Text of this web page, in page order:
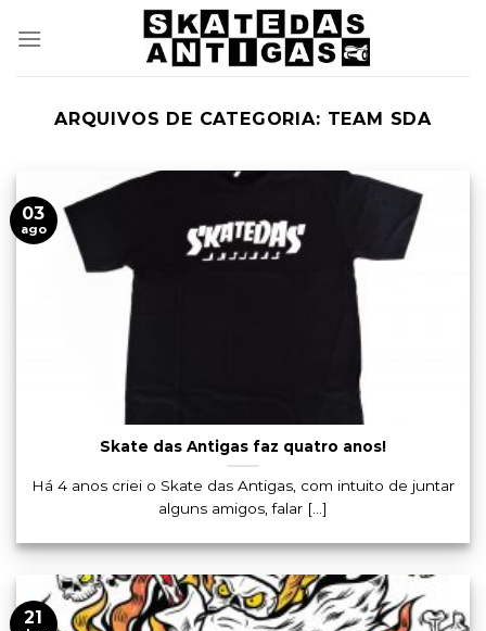
ARQUIVOS DE CATEGORIA: TEAM SDA
Skate das Antigas faz quatro anos!
Há 4 anos criei o Skate das Antigas, com intuito de juntar
alguns amigos, falar [...]
03
ago
21